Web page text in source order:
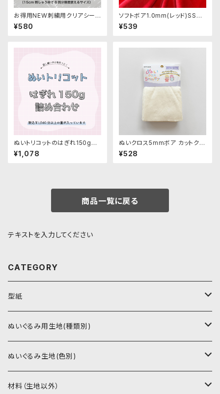
お得用NEW刺繍用クリアシート
（ぬいぐるみ生地に刺繍する際
に）
¥580
ソフトボア1.0mm(レッド)SSB1
24 ぬいぐるみ用短毛ボア生地
20cm
¥539
ぬいトリコットのはぎれ150g詰
め合わせ
¥1,078
ぬいクロス5mmボア カットクロ
ス（ベビーミルク）｜清原株式会
社
¥528
商品一覧に戻る
テキストを入力してください
CATEGORY
型紙
書籍（紙の本）
PDFデータ（ダウンロード）
ぬいぐるみ用生地(種類別)
ソフトボア（短毛）
ソフトボア（5mm）
ぬいぐるみ生地(色別)
ソフトボア
材料（生地以外）